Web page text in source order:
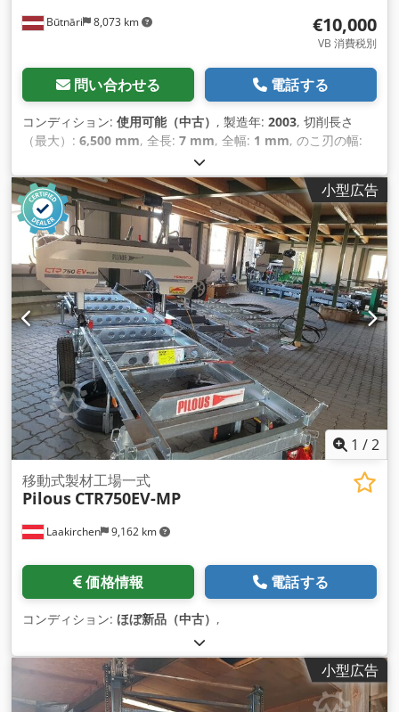
Būtnāri 8,073 km €10,000
VB 消費税別
問い合わせる 電話する
コンディション: 使用可能（中古） , 製造年: 2003, 切削長さ
（最大）: 6,500 mm, 全長: 7 mm, 全幅: 1 mm, のこ刃の幅:
小型広告
1 /2
Laakirchen 9,162 km
移動式製材工場一式
Pilous CTR750EV-MP
価格情報 電話する
コンディション: ほぼ新品（中古） ,
小型広告